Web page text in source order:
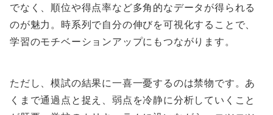
でなく、順位や得点率など多角的なデータが得られる
のが魅力。時系列で自分の伸びを可視化することで、
学習のモチベーションアップにもつながります。
ただし、模試の結果に一喜一憂するのは禁物です。あ
くまで通過点と捉え、弱点を冷静に分析していくこと